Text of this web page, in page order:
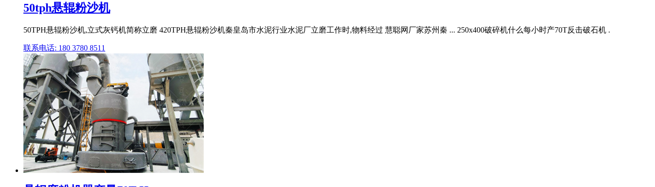
50tph悬辊粉沙机
50TPH悬辊粉沙机,立式灰钙机简称立磨 420TPH悬辊粉沙机秦皇岛市水泥行业水泥厂立磨工作时,物料经过 慧聪网厂家苏州秦 ... 250x400破碎机什么每小时产70T反击破石机 .
联系电话: 180 3780 8511